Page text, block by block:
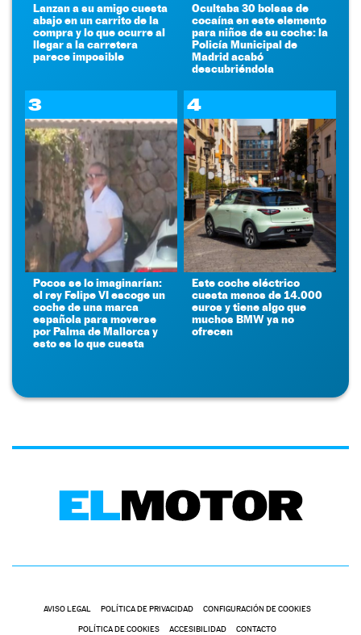
Lanzan a su amigo cuesta
abajo en un carrito de la
compra y lo que ocurre al
llegar a la carretera
parece imposible
Ocultaba 30 bolsas de
cocaína en este elemento
para niños de su coche: la
Policía Municipal de
Madrid acabó
descubriéndola
3
Pocos se lo imaginarían:
el rey Felipe VI escoge un
coche de una marca
española para moverse
por Palma de Mallorca y
esto es lo que cuesta
4
Este coche eléctrico
cuesta menos de 14.000
euros y tiene algo que
muchos BMW ya no
ofrecen
AVISO LEGAL POLÍTICA DE PRIVACIDAD CONFIGURACIÓN DE COOKIES
POLÍTICA DE COOKIES ACCESIBILIDAD CONTACTO